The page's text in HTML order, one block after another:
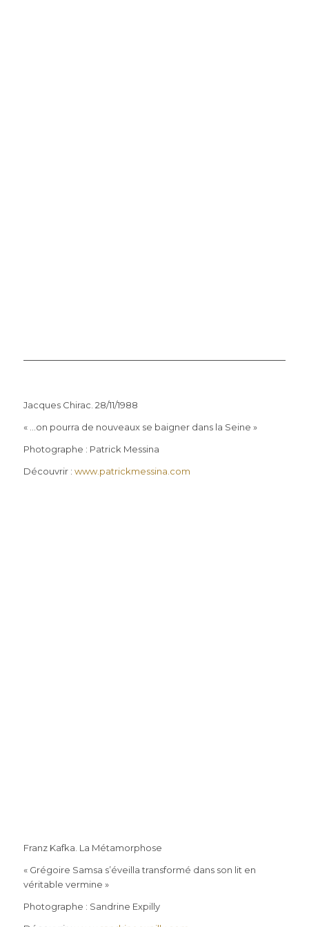
Jacques Chirac. 28/11/1988
« …on pourra de nouveaux se baigner dans la Seine »
Photographe : Patrick Messina
Découvrir : www.patrickmessina.com
Franz Kafka. La Métamorphose
« Grégoire Samsa s’éveilla transformé dans son lit en
véritable vermine »
Photographe : Sandrine Expilly